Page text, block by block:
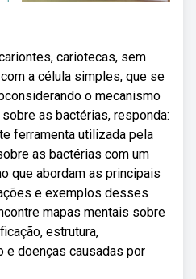
cariotecas, sem
a célula simples, que se
o mecanismo
as bactérias, responda:
ferramenta utilizada pela
as bactérias com um
que abordam as principais
e exemplos desses
mapas mentais sobre
estrutura,
e doenças causadas por